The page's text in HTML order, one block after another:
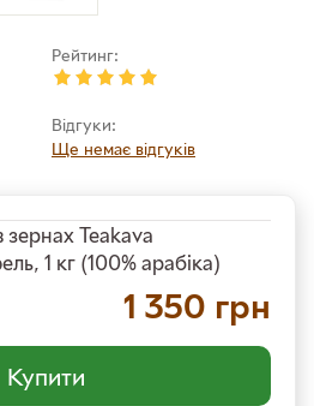
Рейтинг:
Відгуки:
Ще немає відгуків
Teakava
1 кг (100% арабіка)
1 350 грн
Купити